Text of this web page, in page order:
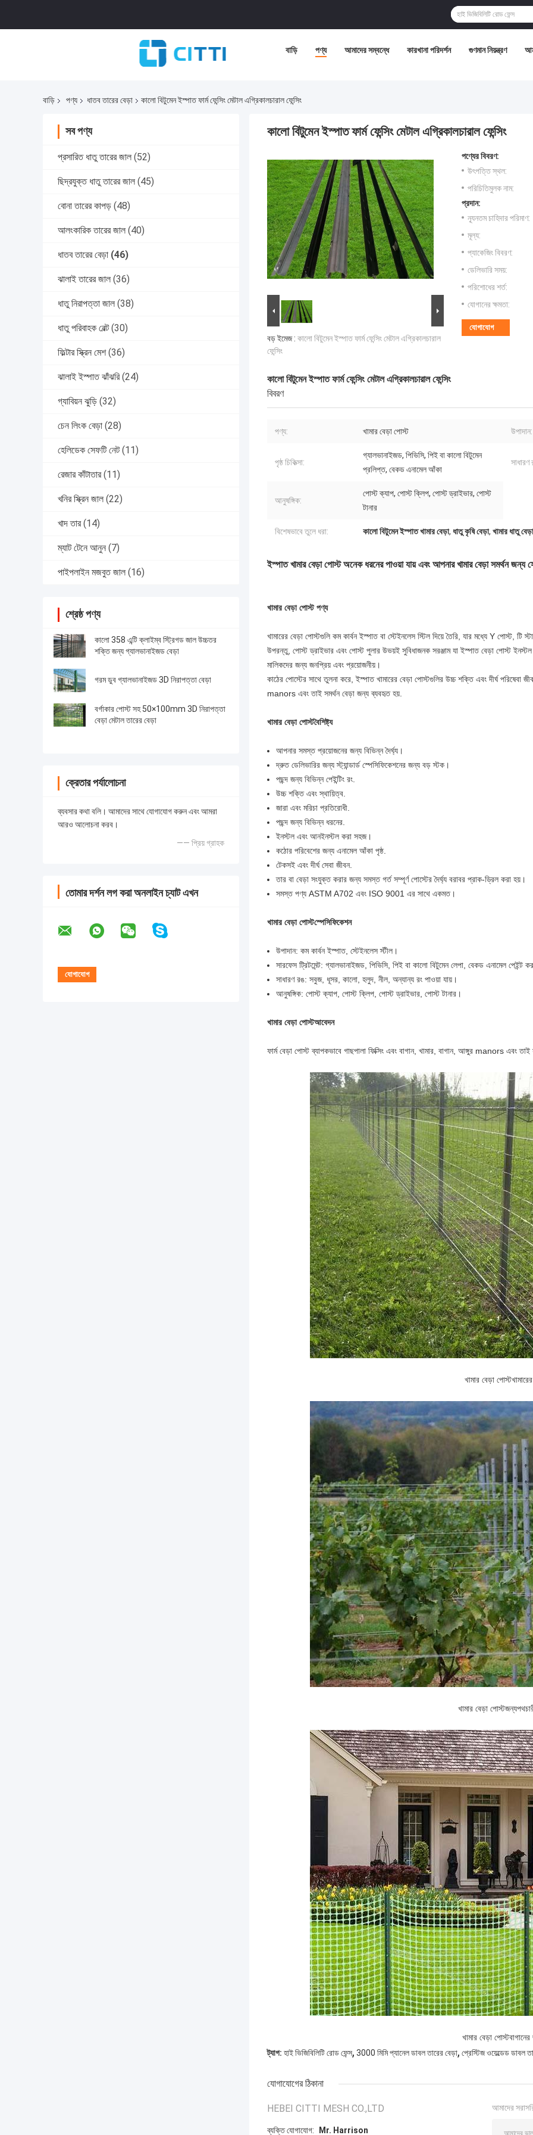
বাড়ি পণ্য আমাদের সম্বন্ধে কারখানা পরিদর্শন গুণমান নিয়ন্ত্রণ
বাড়ি পণ্য ধাতব তারের বেড়া কালো বিটুমেন ইস্পাত ফার্ম ফেন্সিং মেটাল এগ্রিকালচারাল ফেন্সিং
সব পণ্য
প্রসারিত ধাতু তারের জাল (52)
ছিদ্রযুক্ত ধাতু তারের জাল (45)
বোনা তারের কাপড় (48)
আলংকারিক তারের জাল (40)
ধাতব তারের বেড়া (46)
ঝালাই তারের জাল (36)
ধাতু নিরাপত্তা জাল (38)
ধাতু পরিবাহক বেল্ট (30)
ফিল্টার স্ক্রিন মেশ (36)
ঝালাই ইস্পাত ঝাঁঝরি (24)
গ্যাবিয়ন ঝুড়ি (32)
চেন লিংক বেড়া (28)
হেলিডেক সেফটি নেট (11)
রেজার কাঁটাতার (11)
খনির স্ক্রিন জাল (22)
খাদ তার (14)
ম্যাট টেনে আনুন (7)
পাইপলাইন মজবুত জাল (16)
শ্রেষ্ঠ পণ্য
কালো 358 এন্টি ক্লাইম্ব স্ট্রিগড জাল উচ্চতর
শক্তি জন্য গ্যালভানাইজড বেড়া
গরম ডুব গ্যালভানাইজড 3D নিরাপত্তা বেড়া
বর্গাকার পোস্ট সহ 50×100mm 3D নিরাপত্তা
বেড়া মেটাল তারের বেড়া
ক্রেতার পর্যালোচনা
ব্যবসার কথা বলি। আমাদের সাথে যোগাযোগ করুন এবং আমরা
আরও আলোচনা করব।
—— প্রিয় গ্রাহক
তোমার দর্শন লগ করা অনলাইন চ্যাট এখন
কালো বিটুমেন ইস্পাত ফার্ম ফেন্সিং মেটাল এগ্রিকালচারাল ফেন্সিং
বড় ইমেজ : কালো বিটুমেন ইস্পাত ফার্ম ফেন্সিং মেটাল এগ্রিকালচারাল
ফেন্সিং
পণ্যের বিবরণ:
উৎপত্তি স্থল:
পরিচিতিমুলক নাম:
প্রদান:
ন্যূনতম চাহিদার পরিমাণ:
মূল্য:
প্যাকেজিং বিবরণ:
ডেলিভারি সময়:
পরিশোধের শর্ত:
যোগানের ক্ষমতা:
যোগাযোগ
কালো বিটুমেন ইস্পাত ফার্ম ফেন্সিং মেটাল এগ্রিকালচারাল ফেন্সিং
বিবরণ
পণ্য: খামার বেড়া পোস্ট উপাদান:
পৃষ্ঠ চিকিত্সা:
গ্যালভানাইজড, পিভিসি, পিই বা কালো বিটুমেন
প্রলিপ্ত, বেকড এনামেল আঁকা
সাধারণ
আনুষঙ্গিক:
পোস্ট ক্যাপ, পোস্ট ক্লিপ, পোস্ট ড্রাইভার, পোস্ট
টানার
বিশেষভাবে তুলে ধরা: কালো বিটুমেন ইস্পাত খামার বেড়া, ধাতু কৃষি বেড়া, খামার ধাতু বেড়া
ইস্পাত খামার বেড়া পোস্ট অনেক ধরনের পাওয়া যায় এবং আপনার খামার বেড়া সমর্থন জন্য
খামার বেড়া পোস্ট পণ্য
খামারের বেড়া পোস্টগুলি কম কার্বন ইস্পাত বা স্টেইনলেস স্টিল দিয়ে তৈরি, যার মধ্যে Y পোস্ট,
উপরন্তু, পোস্ট ড্রাইভার এবং পোস্ট পুলার উভয়ই সুবিধাজনক সরঞ্জাম যা ইস্পাত বেড়া পোস্ট
মালিকদের জন্য জনপ্রিয় এবং প্রয়োজনীয়।
কাঠের পোস্টের সাথে তুলনা করে, ইস্পাত খামারের বেড়া পোস্টগুলির উচ্চ শক্তি এবং দীর্ঘ পরিষেবা
manors এবং তাই সমর্থন বেড়া জন্য ব্যবহৃত হয়.
খামার বেড়া পোস্টবৈশিষ্ট্য
আপনার সমস্ত প্রয়োজনের জন্য বিভিন্ন দৈর্ঘ্য।
দ্রুত ডেলিভারির জন্য স্ট্যান্ডার্ড স্পেসিফিকেশনের জন্য বড় স্টক।
পছন্দ জন্য বিভিন্ন পেইন্টিং রং.
উচ্চ শক্তি এবং স্থায়িত্ব.
জারা এবং মরিচা প্রতিরোধী.
পছন্দ জন্য বিভিন্ন ধরনের.
ইনস্টল এবং আনইনস্টল করা সহজ।
কঠোর পরিবেশের জন্য এনামেল আঁকা পৃষ্ঠ.
টেকসই এবং দীর্ঘ সেবা জীবন.
তার বা বেড়া সংযুক্ত করার জন্য সমস্ত গর্ত সম্পূর্ণ পোস্টের দৈর্ঘ্য বরাবর প্রাক-ড্রিল করা হয়।
সমস্ত পণ্য ASTM A702 এবং ISO 9001 এর সাথে একমত।
খামার বেড়া পোস্টস্পেসিফিকেশন
উপাদান: কম কার্বন ইস্পাত, স্টেইনলেস স্টীল।
সারফেস ট্রিটমেন্ট: গ্যালভানাইজড, পিভিসি, পিই বা কালো বিটুমেন লেপা, বেকড এনামেল পেইন্ট
সাধারণ রঙ: সবুজ, ধূসর, কালো, হলুদ, নীল, অন্যান্য রং পাওয়া যায়।
আনুষঙ্গিক: পোস্ট ক্যাপ, পোস্ট ক্লিপ, পোস্ট ড্রাইভার, পোস্ট টানার।
খামার বেড়া পোস্টআবেদন
ফার্ম বেড়া পোস্ট ব্যাপকভাবে গাছপালা ফিক্সিং এবং বাগান, খামার, বাগান, আঙ্গুর manors এবং
খামার বেড়া পোস্ট
খামার বেড়া পোস্টজন্য
খামার বেড়া পোস্ট
ট্যাগ: হাই ভিজিবিলিটি রোড ফেন্স, 3000 মিমি প্যানেল ডাবল তারের বেড়া, প্রেস্টিজ ওয়েল্ডেড ডাবল
যোগাযোগের ঠিকানা
HEBEI CITTI MESH CO.,LTD
ব্যক্তি যোগাযোগ: Mr. Harrison
আমাদের